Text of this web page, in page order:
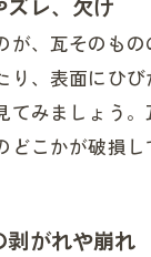
レ、欠け
が、瓦そのも
り、表面にひ
てみましょう
どこかが破損
がれや崩れ